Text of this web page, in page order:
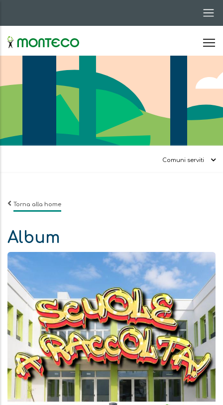
al
contenuto
principale
Comuni serviti
Torna alla home
Album
Aggiungi
Anteprima